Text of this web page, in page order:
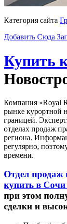
Категория сайта
Добавить Сюда
Купить
Компания «Royal
рынке курортной
границей.
отделах продаж
региона.
регулярно,
времени.
Отдел продаж
купить в
при этом
сделки и